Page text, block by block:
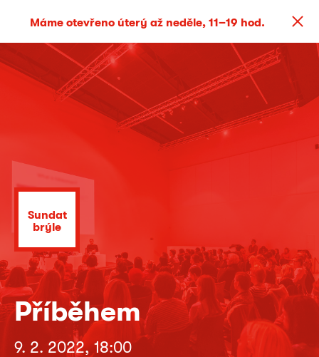
Máme otevřeno úterý až neděle, 11–19 hod.
Sundat
brýle
Příběhem
9. 2. 2022, 18:00